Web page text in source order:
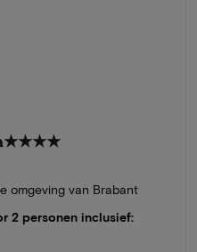
★★★★
omgeving van Brabant
2 personen inclusief: